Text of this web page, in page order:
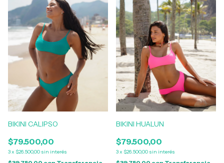
BIKINI CALIPSO
$79.500,00
3x $26.500,00 sin interés
BIKINI HUALUN
$79.500,00
3x $26.500,00 sin interés